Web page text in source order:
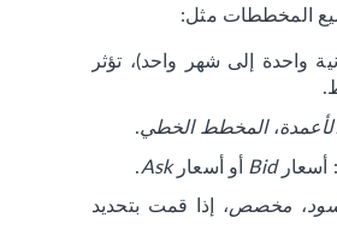
المخططات مثل:
واحدة إلى شهر واحد)، تؤثر
،المخطط الخطي.
Bid أو أسعار Ask
.
، مخصص، إذا قمت بتحديد